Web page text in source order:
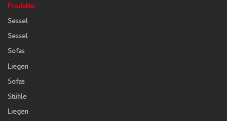
Produkte
Sessel
Sessel
Sofas
Liegen
Sofas
Stühle
Liegen